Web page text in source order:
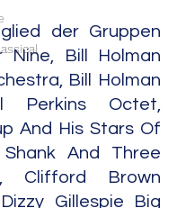
der Gruppen
Nine, Bill Holman
Bill Holman
Perkins Octet,
And His Stars Of
And Three
Clifford Brown
Gillespie Big